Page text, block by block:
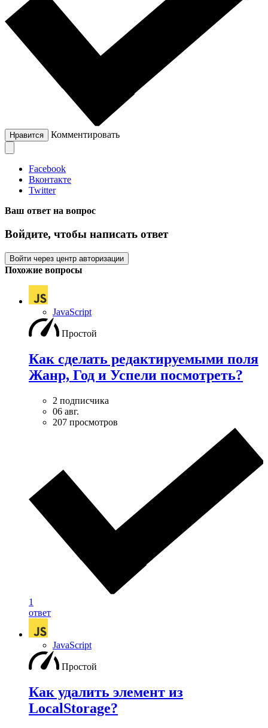
Нравится Комментировать
Facebook
Вконтакте
Twitter
Ваш ответ на вопрос
Войдите, чтобы написать ответ
Войти через центр авторизации
Похожие вопросы
JavaScript
Простой
Как сделать редактируемыми поля
Жанр, Год и Успели посмотреть?
2 подписчика
06 авг.
207 просмотров
1
ответ
JavaScript
Простой
Как удалить элемент из
LocalStorage?